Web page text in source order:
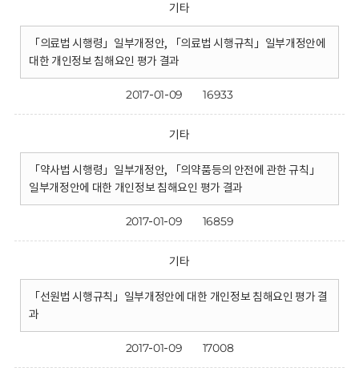
기타
「의료법 시행령」일부개정안, 「의료법 시행규칙」일부개정안에
대한 개인정보 침해요인 평가 결과
2017-01-09 16933
기타
「약사법 시행령」일부개정안, 「의약품등의 안전에 관한 규칙」
일부개정안에 대한 개인정보 침해요인 평가 결과
2017-01-09 16859
기타
「선원법 시행규칙」일부개정안에 대한 개인정보 침해요인 평가 결
과
2017-01-09 17008